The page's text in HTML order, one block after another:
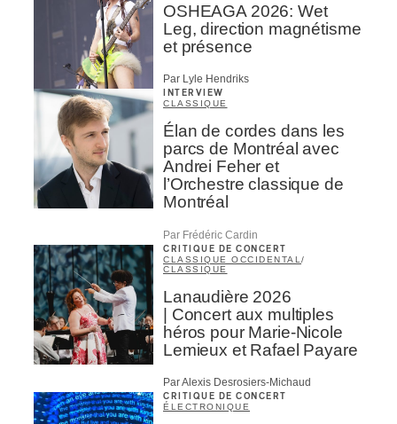
OSHEAGA 2026: Wet
Leg, direction magnétisme
et présence
Par Lyle Hendriks
INTERVIEW
CLASSIQUE
Élan de cordes dans les
parcs de Montréal avec
Andrei Feher et
l’Orchestre classique de
Montréal
Par Frédéric Cardin
CRITIQUE DE CONCERT
CLASSIQUE OCCIDENTAL /
CLASSIQUE
Lanaudière 2026
| Concert aux multiples
héros pour Marie-Nicole
Lemieux et Rafael Payare
Par Alexis Desrosiers-Michaud
CRITIQUE DE CONCERT
ÉLECTRONIQUE